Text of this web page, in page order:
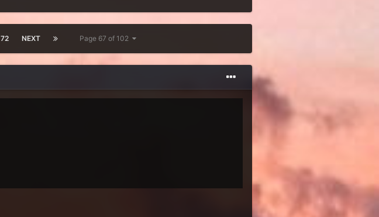
72 NEXT Page 67 of 102